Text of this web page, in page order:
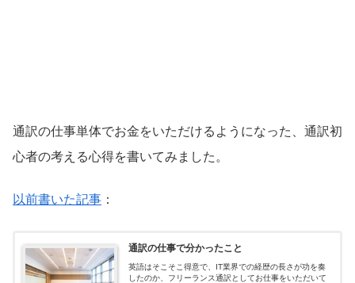
通訳の仕事単体でお金をいただけるようになった、通訳初
心者の考える心得を書いてみました。
以前書いた記事 ：
通訳の仕事で分かったこと
英語はそこそこ得意で、IT業界での経歴の長さが功を奏
したのか、フリーランス通訳としてお仕事をいただいて